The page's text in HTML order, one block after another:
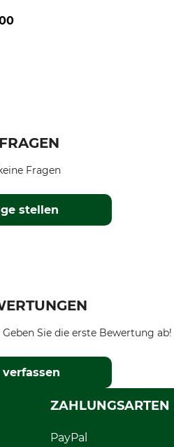
stellen
Fragen
Sie die erste Bewertung ab!
ZAHLUNGSARTEN
PayPal